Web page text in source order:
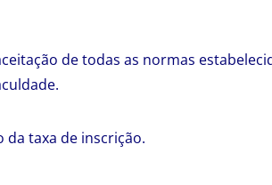
de todas as normas
da taxa de inscrição.